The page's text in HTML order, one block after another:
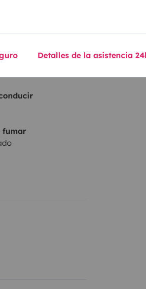
Detalles de la asistencia
fumar